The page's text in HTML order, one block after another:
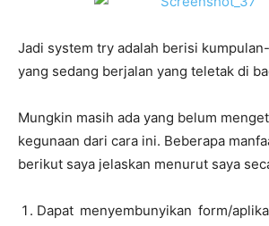
Jadi system try adalah berisi
yang sedang berjalan yang teletak di
Mungkin masih ada yang belum
kegunaan dari cara ini. Beberapa
berikut saya jelaskan menurut saya
Dapat menyembunyikan form/